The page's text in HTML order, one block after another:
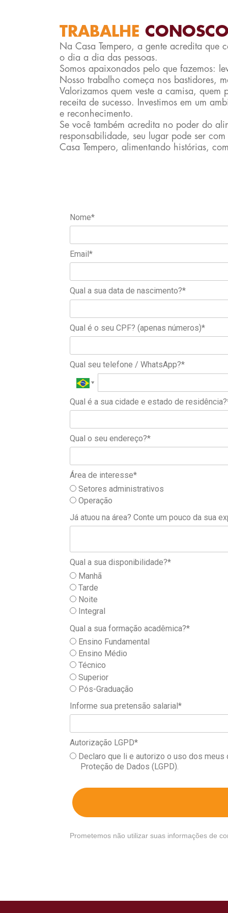
TRABALHE
Na Casa Tempero, a gente acredita que
o dia a dia das pessoas.
Somos apaixonados pelo que fazemos:
Nosso trabalho começa nos bastidores,
Valorizamos quem veste a camisa,
receita de sucesso. Investimos em um
e reconhecimento.
Se você também acredita no poder do
responsabilidade, seu lugar pode ser
Casa Tempero, alimentando histórias,
Nome*
Email*
Qual a sua data de nascimento?*
Qual é o seu CPF? (apenas números)*
Qual seu telefone / WhatsApp?*
Qual é a sua cidade e estado de
Qual o seu endereço?*
Área de interesse*
Setores administrativos
Operação
Já atuou na área? Conte um pouco da sua
Qual a sua disponibilidade?*
Manhã
Tarde
Noite
Integral
Qual a sua formação acadêmica?*
Ensino Fundamental
Ensino Médio
Técnico
Superior
Pós-Graduação
Informe sua pretensão salarial*
Autorização LGPD*
Declaro que li e autorizo o uso dos
Proteção de Dados (LGPD).
Prometemos não utilizar suas informações de